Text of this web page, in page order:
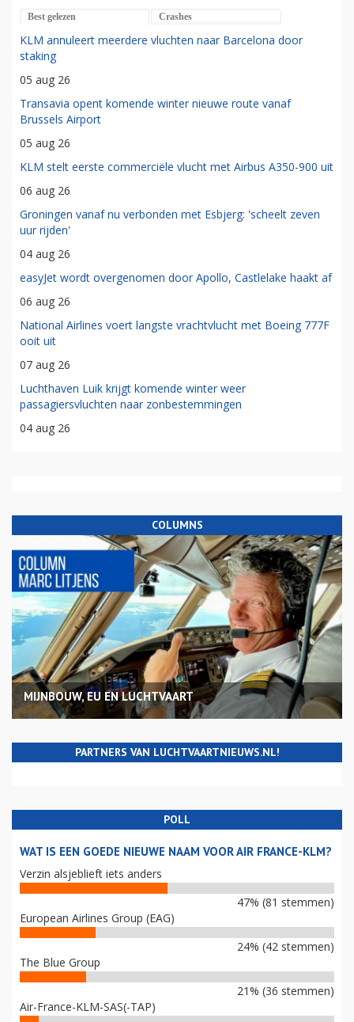
Best gelezen Crashes
KLM annuleert meerdere vluchten naar Barcelona door
staking
05 aug 26
Transavia opent komende winter nieuwe route vanaf
Brussels Airport
05 aug 26
KLM stelt eerste commerciële vlucht met Airbus A350-900 uit
06 aug 26
Groningen vanaf nu verbonden met Esbjerg: 'scheelt zeven
uur rijden'
04 aug 26
easyJet wordt overgenomen door Apollo, Castlelake haakt af
06 aug 26
National Airlines voert langste vrachtvlucht met Boeing 777F
ooit uit
07 aug 26
Luchthaven Luik krijgt komende winter weer
passagiersvluchten naar zonbestemmingen
04 aug 26
COLUMNS
MIJNBOUW, EU EN LUCHTVAART
PARTNERS VAN LUCHTVAARTNIEUWS.NL!
POLL
WAT IS EEN GOEDE NIEUWE NAAM VOOR AIR FRANCE-KLM?
Verzin alsjeblieft iets anders
47% (81 stemmen)
European Airlines Group (EAG)
24% (42 stemmen)
The Blue Group
21% (36 stemmen)
Air-France-KLM-SAS(-TAP)